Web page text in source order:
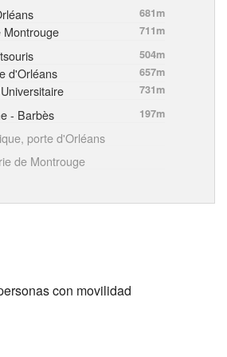
681m
Montrouge
711m
504m
d'Orléans
657m
731m
- Barbès
197m
porte d'Orléans
de Montrouge
con movilidad